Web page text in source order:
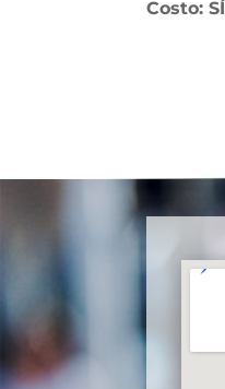
Costo: SÍ